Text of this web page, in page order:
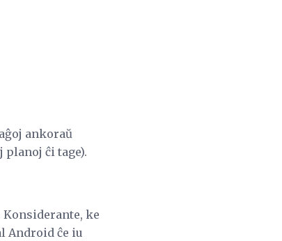
ankoraŭ
ĉi tage).
ke
Android ĉe iu